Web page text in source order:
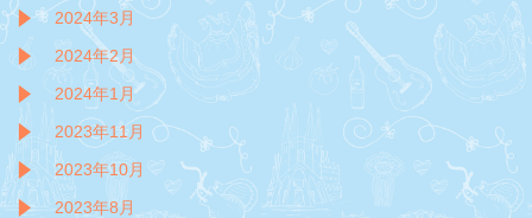
2024年3月
2024年2月
2024年1月
2023年11月
2023年10月
2023年8月